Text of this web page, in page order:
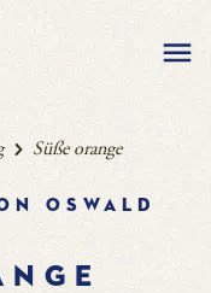
Süße orange
oswald